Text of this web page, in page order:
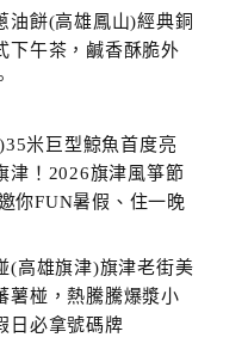
油餅(高雄鳳山)經典銅
下午茶，鹹香酥脆外
米巨型鯨魚首度亮
津！2026旗津風箏節
你FUN暑假、住一晚
(高雄旗津)旗津老街美
薯椪，熱騰騰爆漿小
日必拿號碼牌